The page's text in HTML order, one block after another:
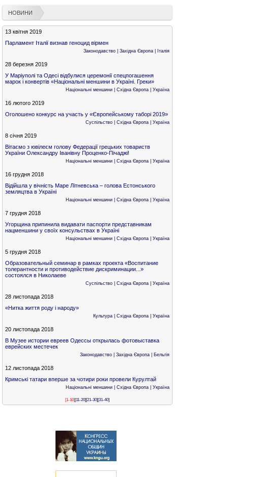
НОВИНИ
13 квітня 2019
Парламент Італії визнав геноцид вірмен
Законодавство| Західна Європа| Італія
28 березня 2019
У Маріуполі та Одесі відбулися церемонії спецпогашення
марок і конвертів «Національні меншини в Україні. Греки»
Національні меншини| Східна Європа| Україна
16 лютого 2019
Оголошено конкурс на участь у «Європейському таборі 2019»
Суспільство| Східна Європа| Україна
8 січня 2019
Вітаємо з ювілеєм голову Федерації грецьких товариств
України Олександру Іванівну Проценко-Пічаджі!
Національні меншини| Східна Європа| Україна
16 грудня 2018
Відійшла у вічність Маре Літневська – голова Естонського
земляцтва в Україні
Національні меншини| Східна Європа| Україна
7 грудня 2018
Угорщина припинила видавати паспорти представникам
нацменшини у своїх консульствах в Україні
Національні меншини| Східна Європа| Україна
5 грудня 2018
Образовательный семинар в рамках проекта «Воспитание
толерантности и противодействие дискриминации...»
состоялся в Николаеве
Суспільство| Східна Європа| Україна
28 листопада 2018
«Нитка життя роду і народу»
Культура| Східна Європа| Україна
20 листопада 2018
В Музее истории евреев Одессы открылась фотовыставка
еврейских местечек
Законодавство| Західна Європа| Бельгія
12 листопада 2018
Кримські татари вперше за чотири роки провели Курултай
Національні меншини| Східна Європа| Україна
[1-10] [11-20] [21-30] [31-40]